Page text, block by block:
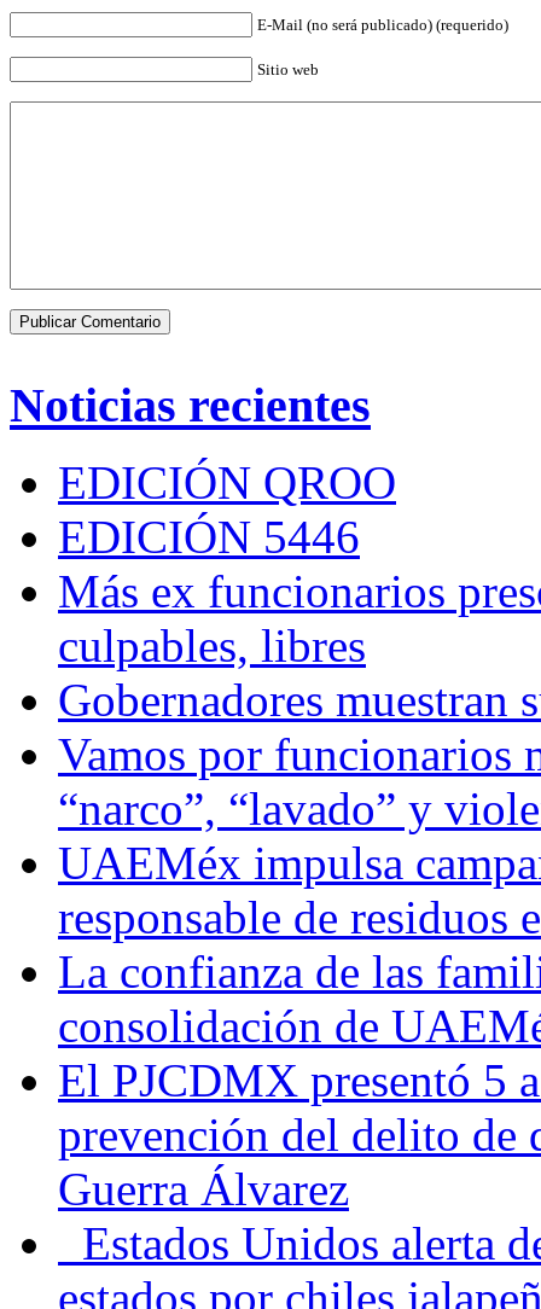
E-Mail (no será publicado) (requerido)
Sitio web
Noticias recientes
EDICIÓN QROO
EDICIÓN 5446
Más ex funcionarios
culpables, libres
Gobernadores muestran
Vamos por funcionarios
“narco”, “lavado” y
UAEMéx impulsa
responsable de residuos
La confianza de las
consolidación de
El PJCDMX presentó 5
prevención del delito de
Guerra Álvarez
Estados Unidos alerta
estados por chiles